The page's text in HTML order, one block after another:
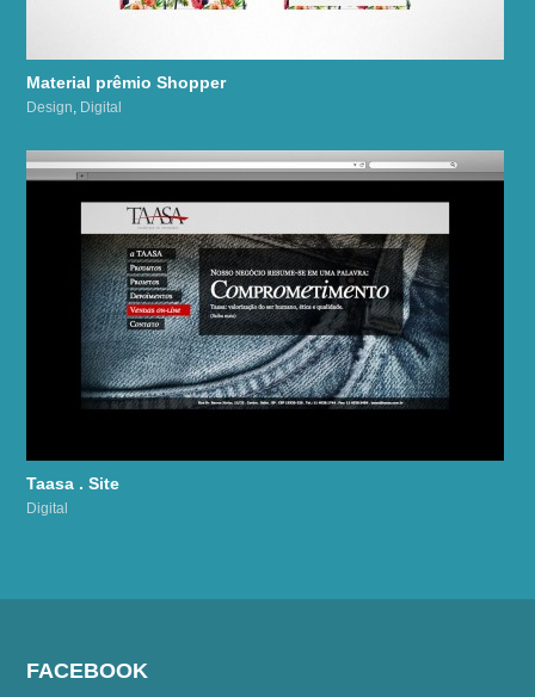
Material prêmio Shopper
Design, Digital
Taasa . Site
Digital
FACEBOOK